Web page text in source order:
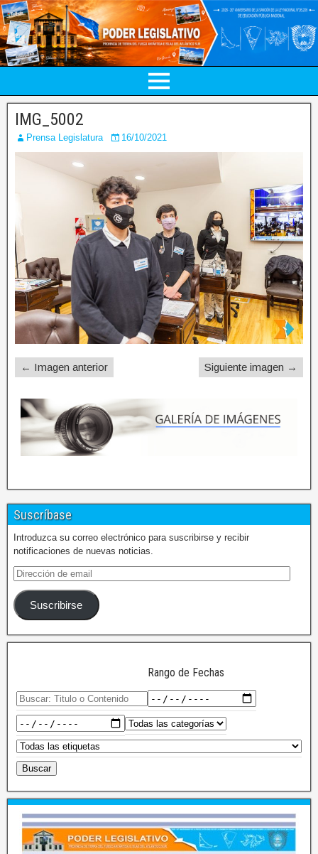
IMG_5002
Prensa Legislatura 16/10/2021
← Imagen anterior Siguiente imagen →
Suscríbase
Introduzca su correo electrónico para suscribirse y recibir
notificaciones de nuevas noticias.
Suscribirse
Rango de Fechas